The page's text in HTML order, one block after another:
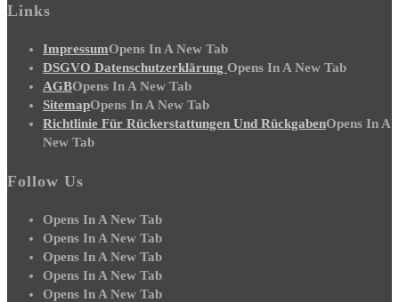
Links
ImpressumOpens In A New Tab
DSGVO Datenschutzerklärung Opens In A New Tab
AGBOpens In A New Tab
SitemapOpens In A New Tab
Richtlinie Für Rückerstattungen Und RückgabenOpens In A
New Tab
Follow Us
Opens In A New Tab
Opens In A New Tab
Opens In A New Tab
Opens In A New Tab
Opens In A New Tab